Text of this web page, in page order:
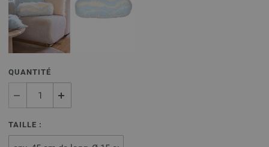
QUANTITÉ
TAILLE :